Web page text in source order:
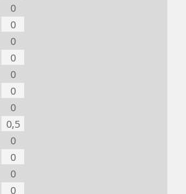
0
0
0
0
0
0
0
0,5
0
0
0
0